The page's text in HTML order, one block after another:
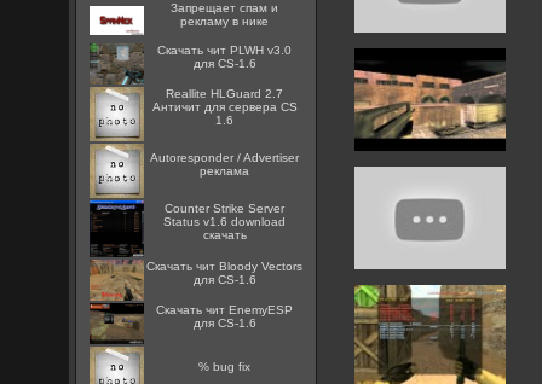
Запрещает спам и
рекламу в нике
Скачать чит PLWH v3.0
для CS-1.6
Reallite HLGuard 2.7
Aнтичит для сервера CS
1.6
Autoresponder / Advertiser
реклама
Counter Strike Server
Status v1.6 download
скачать
Скачать чит Bloody Vectors
для CS-1.6
Скачать чит EnemyESP
для CS-1.6
% bug fix